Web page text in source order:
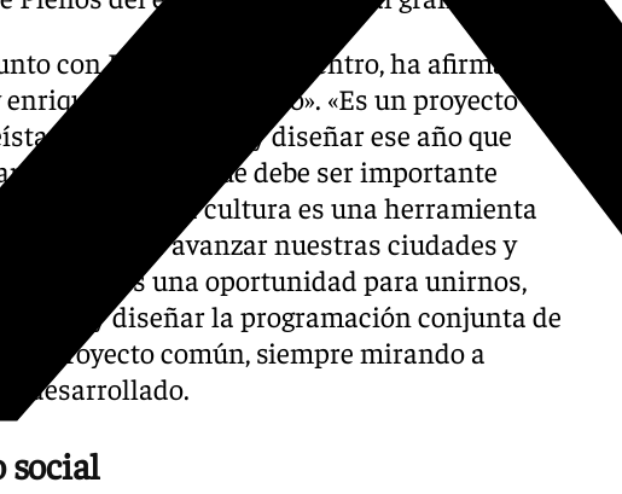
con Bellido este encuentro, ha afirmado
enriquece este propósito». «Es un proyecto con
y de aprovechar y diseñar ese año que
nuestro país, que debe ser importante
Andalucía. La cultura es una herramienta
para hacer avanzar nuestras ciudades y
que esta es una oportunidad para unirnos,
y diseñar la programación conjunta de
proyecto común, siempre mirando a
desarrollado.
social